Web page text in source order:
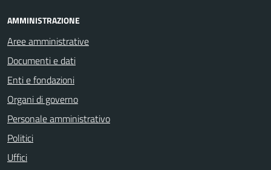
AMMINISTRAZIONE
Aree amministrative
Documenti e dati
Enti e fondazioni
Organi di governo
Personale amministrativo
Politici
Uffici